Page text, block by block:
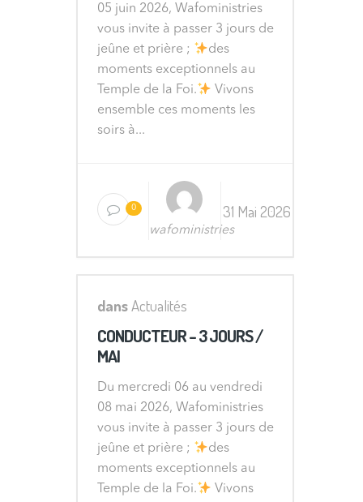
05 juin 2026, Wafoministries
vous invite à passer 3 jours de
jeûne et prière ;
des
moments exceptionnels au
Temple de la Foi.
Vivons
ensemble ces moments les
soirs à...
0
wafoministries
31 Mai 2026
dansActualités
CONDUCTEUR – 3 JOURS /
MAI
Du mercredi 06 au vendredi
08 mai 2026, Wafoministries
vous invite à passer 3 jours de
jeûne et prière ;
des
moments exceptionnels au
Temple de la Foi.
Vivons